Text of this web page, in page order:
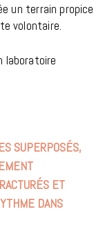
un terrain propice
volontaire.
laboratoire
SUPERPOSÉS,
ET
DANS